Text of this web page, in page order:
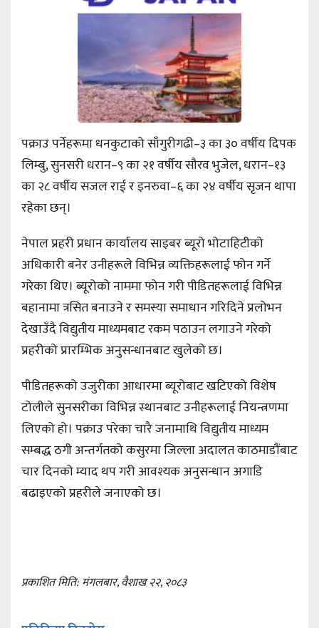
पक्राउ पर्नेहरूमा धनकुटाको साँगुरीगढी–३ का ३० वर्षीय दिपक
लिम्बु, सुनसरी धरान–९ का २१ वर्षीय सौरव भुजेल, धरान–१३
का २८ वर्षीय सजल राई र इनरुवा–६ का २४ वर्षीय सृजन थापा
रहेका छन्।
नेपाल प्रहरी प्रधान कार्यालय साइबर ब्यूरो भोटाहिटीको
अधिकारी बनेर उनीहरूले विभिन्न व्यक्तिहरूलाई फोन गर्ने
गरेका थिए। ब्यूरोको नाममा फोन गरी पीडितहरूलाई विभिन्न
बहानामा त्रसित बनाउने र समस्या समाधान गरिदिने प्रलोभन
देखाउँदै विद्युतीय माध्यमबाट रकम पठाउन लगाउने गरेको
प्रहरीको प्रारम्भिक अनुसन्धानबाट खुलेको छ।
पीडितहरूको उजुरीका आधारमा ब्यूरोबाट खटिएको विशेष
टोलीले सुनसरीका विभिन्न स्थानबाट उनीहरूलाई नियन्त्रणमा
लिएको हो। पक्राउ परेका चारै जनामाथि विद्युतीय माध्यम
सम्बद्ध ठगी अन्तर्गतको कसुरमा जिल्ला अदालत काठमाडौंबाट
चार दिनको म्याद थप गरी आवश्यक अनुसन्धान अगाडि
बढाइएको प्रहरीले जनाएको छ।
प्रकाशित मिति: मंगलबार, वैशाख २२, २०८३